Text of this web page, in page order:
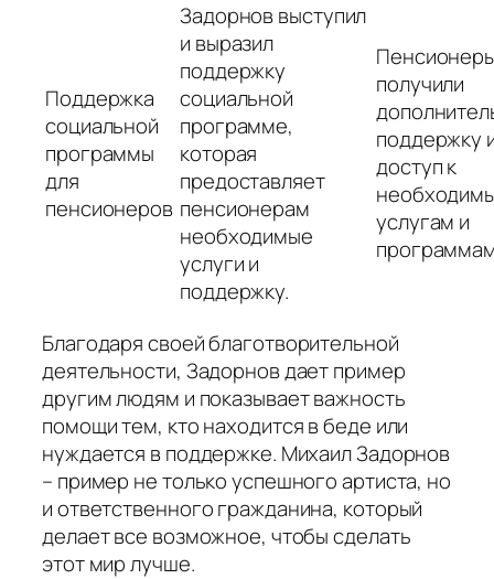
Поддержка
социальной
программы
для
пенсионеров
Задорнов выступил
и выразил
поддержку
социальной
программе,
которая
предоставляет
пенсионерам
необходимые
услуги и
поддержку.
получили
поддержку
доступ к
услугам и
Благодаря своей благотворительной
деятельности, Задорнов дает пример
другим людям и показывает важность
помощи тем, кто находится в беде или
нуждается в поддержке. Михаил Задорнов
– пример не только успешного артиста, но
и ответственного гражданина, который
делает все возможное, чтобы сделать
этот мир лучше.